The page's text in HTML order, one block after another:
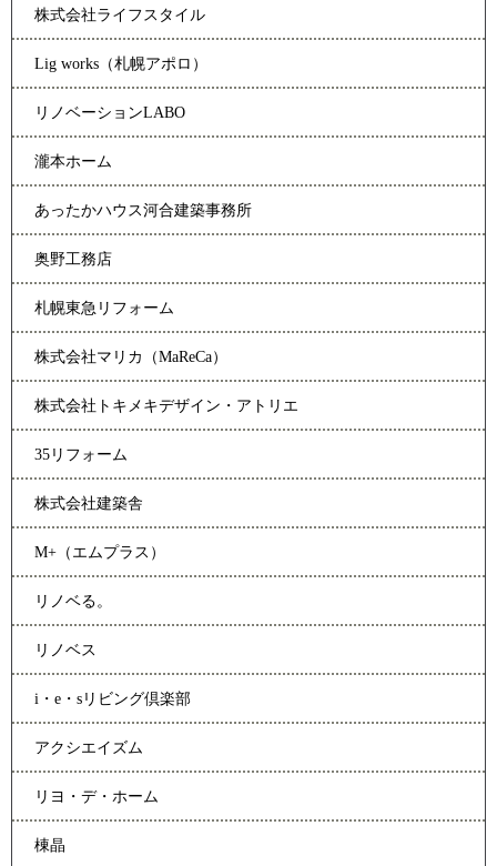
株式会社ライフスタイル
Lig works（札幌アポロ）
リノベーションLABO
瀧本ホーム
あったかハウス河合建築事務所
奥野工務店
札幌東急リフォーム
株式会社マリカ（MaReCa）
株式会社トキメキデザイン・アトリエ
35リフォーム
株式会社建築舎
M+（エムプラス）
リノベる。
リノベス
i・e・sリビング倶楽部
アクシエイズム
リヨ・デ・ホーム
棟晶